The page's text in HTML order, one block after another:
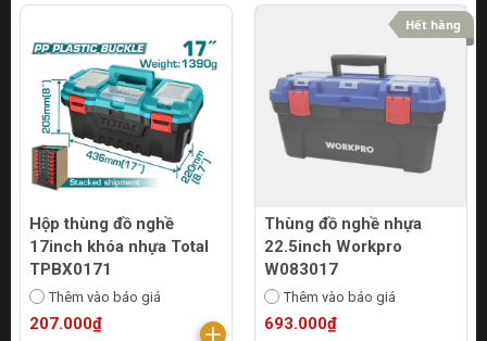
Hộp thùng đồ nghề
17inch khóa nhựa Total
TPBX0171
Thêm vào báo giá
207.000₫
Hết hàng
Thùng đồ nghề nhựa
22.5inch Workpro
W083017
Thêm vào báo giá
693.000₫